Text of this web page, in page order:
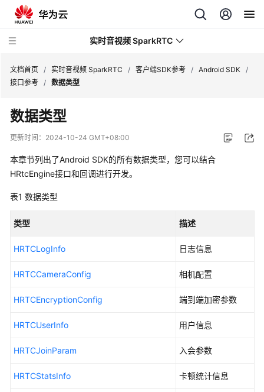
实时音视频 SparkRTC
最
新
动
服
公
品
绍
快
入
用
文档首页 / 实时音视频 SparkRTC / 客户端SDK参考 / Android SDK /
接口参考 / 数据类型
数据类型
更新时间： 2024-10-24 GMT+08:00
本章节列出了Android SDK的所有数据类型，您可以结合
HRtcEngine接口和回调进行开发。
表1 数据类型
类型 描述
HRTCLogInfo 日志信息
HRTCCameraConfig 相机配置
HRTCEncryptionConfig 端到端加密参数
HRTCUserInfo 用户信息
HRTCJoinParam 入会参数
HRTCStatsInfo 卡顿统计信息